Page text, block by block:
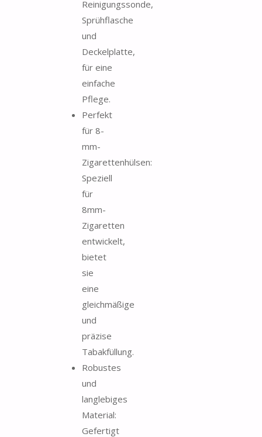
Reinigungssonde,
Sprühflasche
und
Deckelplatte,
für eine
einfache
Pflege.
Perfekt
für 8-
mm-
Zigarettenhülsen:
Speziell
für
8mm-
Zigaretten
entwickelt,
bietet
sie
eine
gleichmäßige
und
präzise
Tabakfüllung.
Robustes
und
langlebiges
Material:
Gefertigt